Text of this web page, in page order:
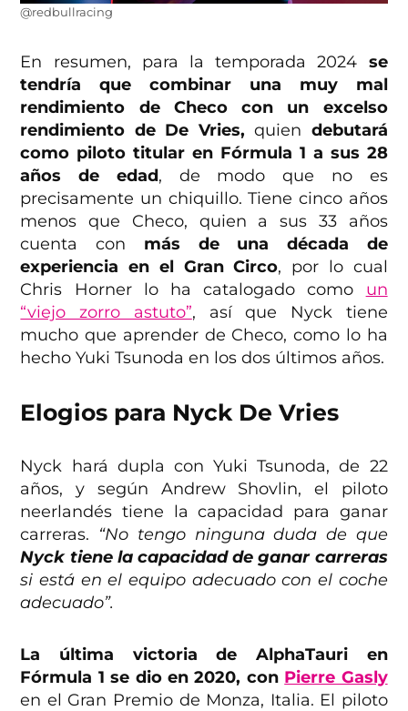
@redbullracing
En resumen, para la temporada 2024 se
tendría que combinar una muy mal
rendimiento de Checo con un excelso
rendimiento de De Vries, quien debutará
como piloto titular en Fórmula 1 a sus 28
años de edad, de modo que no es
precisamente un chiquillo. Tiene cinco años
menos que Checo, quien a sus 33 años
cuenta con más de una década de
experiencia en el Gran Circo, por lo cual
Chris Horner lo ha catalogado como un
“viejo zorro astuto”, así que Nyck tiene
mucho que aprender de Checo, como lo ha
hecho Yuki Tsunoda en los dos últimos años.
Elogios para Nyck De Vries
Nyck hará dupla con Yuki Tsunoda, de 22
años, y según Andrew Shovlin, el piloto
neerlandés tiene la capacidad para ganar
carreras. “No tengo ninguna duda de que
Nyck tiene la capacidad de ganar carreras
si está en el equipo adecuado con el coche
adecuado”.
La última victoria de AlphaTauri en
Fórmula 1 se dio en 2020, con Pierre Gasly
en el Gran Premio de Monza, Italia. El piloto